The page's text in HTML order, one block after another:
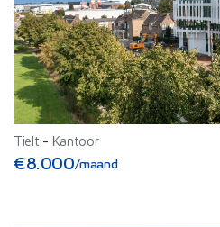
Tielt - Kantoor
€8.000/maand